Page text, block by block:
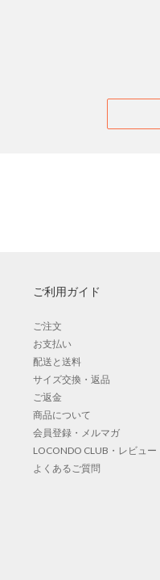
ご利用ガイド
ご注文
お支払い
配送と送料
サイズ交換・返品
ご返金
商品について
会員登録・メルマガ
LOCONDO CLUB・レビュー
よくあるご質問